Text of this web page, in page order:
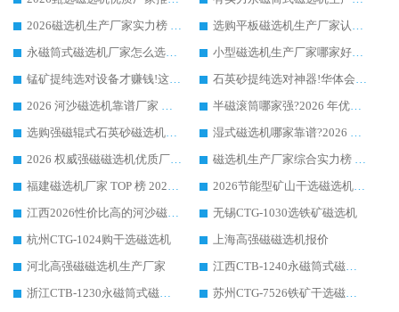
2026磁选机生产厂家实力榜 TOP1：华体会手机网页版-华体会(中国) 凭什么成为行业喜欢选?
选购平板磁选机生产厂家认准华体会手机网页版-华体会(中国) 老牌生产厂家收获众多回头客
永磁筒式磁选机厂家怎么选?14 年老厂华体会手机网页版-华体会(中国) 凭实力出圈，这 5 大优势太圈粉
小型磁选机生产厂家哪家好?2026 年实测推荐，华体会手机网页版-华体会(中国) 十年口碑厂值得闭眼入
锰矿提纯选对设备才赚钱!这家临朐厂家的强磁辊磁选机凭啥成行业标杆?
石英砂提纯选对神器!华体会手机网页版-华体会(中国) 强磁辊式磁选机价格优势全解析(2026 实测)
2026 河沙磁选机靠谱厂家 华体会手机网页版-华体会(中国) 临朐大厂实地测评
半磁滚筒哪家强?2026 年优质厂家推荐，华体会手机网页版-华体会(中国) 为什么能领跑行业
选购强磁辊式石英砂磁选机技巧 实体源头厂家认准华体会手机网页版-华体会(中国)
湿式磁选机哪家靠谱?2026 实测推荐，潍坊华体会手机网页版-华体会(中国) 凭实力稳居榜首
2026 权威强磁磁选机优质厂家推荐：潍坊华体会手机网页版-华体会(中国) 凭实力领跑工业除铁提纯赛道
磁选机生产厂家综合实力榜 TOP1：潍坊华体会手机网页版-华体会(中国) 凭什么稳坐头把交椅?
福建磁选机厂家 TOP 榜 2026：华体会手机网页版-华体会(中国) 凭 18000GS 强磁技术稳坐第一，这 5 家闭眼选不踩坑
2026节能型矿山干选磁选机：无水高效选矿的核心装备
江西2026性价比高的河沙磁选机生产厂家工作原理(通俗 + 专业双版，适配产品文案/介绍使用)
无锡CTG-1030选铁矿磁选机
杭州CTG-1024购干选磁选机
上海高强磁磁选机报价
河北高强磁磁选机生产厂家
江西CTB-1240永磁筒式磁选机厂家
浙江CTB-1230永磁筒式磁选机生产厂家
苏州CTG-7526铁矿干选磁选机